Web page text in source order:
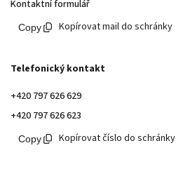
Kontaktní formulář
Kopírovat mail do schránky
Telefonický kontakt
+420 797 626 629
+420 797 626 623
Kopírovat číslo do schránky